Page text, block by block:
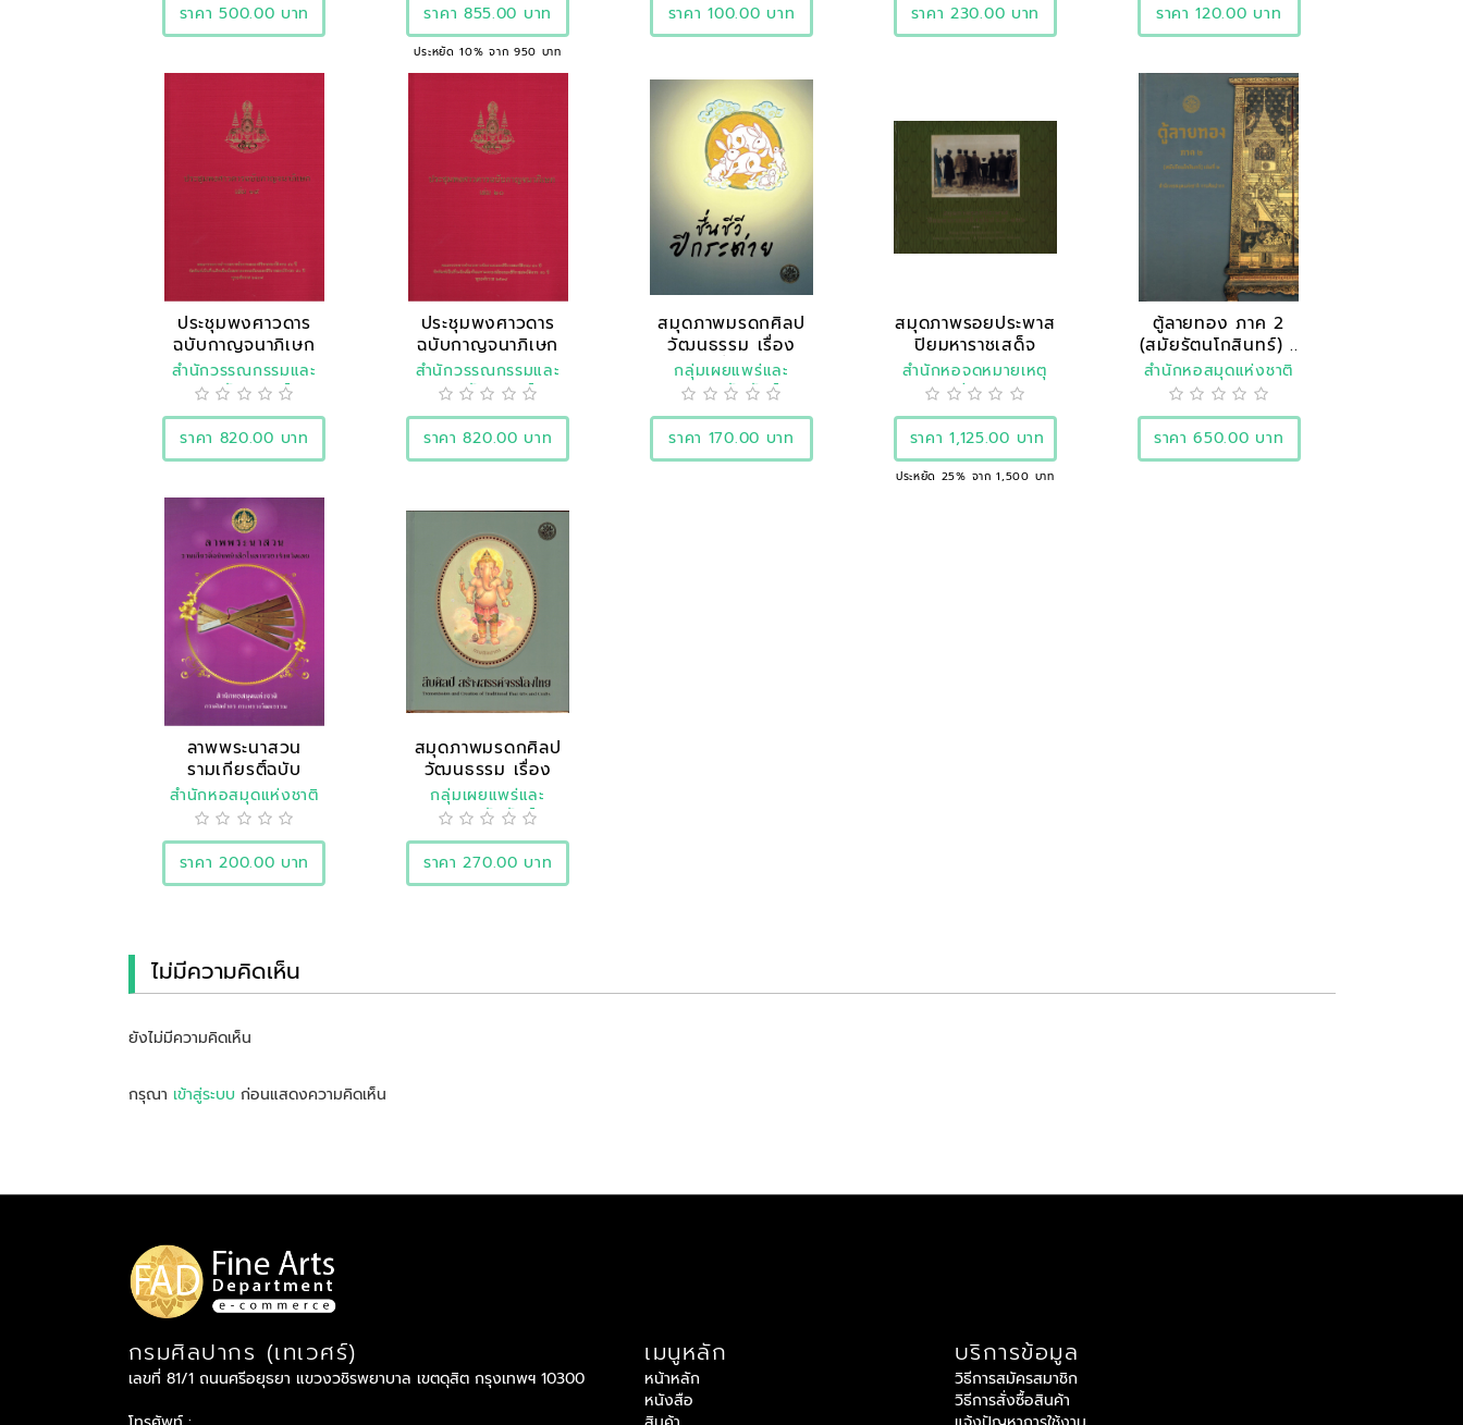
ราคา 500.00 บาท ราคา 855.00 บาท
ประหยัด 10% จาก 950 บาท
ราคา 100.00 บาท ราคา 230.00 บาท ราคา 120.00 บาท
ประชุมพงศาวดาร
ฉบับกาญจนาภิเษก
เล่ม ..
สำนักวรรณกรรมและ
ประวัติศาสตร์
ราคา 820.00 บาท
ประชุมพงศาวดาร
ฉบับกาญจนาภิเษก
เล่ม ..
สำนักวรรณกรรมและ
ประวัติศาสตร์
ราคา 820.00 บาท
สมุดภาพมรดกศิลป
วัฒนธรรม เรื่อง
ชื่น..
กลุ่มเผยแพร่และ
ประชาสัมพันธ์
ราคา 170.00 บาท
สมุดภาพรอยประพาส
ปิยมหาราชเสด็จ
ยุโรป..
สำนักหอจดหมายเหตุ
แห่งชาติ
ราคา 1,125.00 บาท
ประหยัด 25% จาก 1,500 บาท
ตู้ลายทอง ภาค 2
(สมัยรัตนโกสินทร์) ..
สำนักหอสมุดแห่งชาติ
ราคา 650.00 บาท
ลาพพระนาสวน
รามเกียรติ์ฉบับ
หนังสือใ..
สำนักหอสมุดแห่งชาติ
ราคา 200.00 บาท
สมุดภาพมรดกศิลป
วัฒนธรรม เรื่อง
“สืบ..
กลุ่มเผยแพร่และ
ประชาสัมพันธ์
ราคา 270.00 บาท
ไม่มีความคิดเห็น
ยังไม่มีความคิดเห็น
กรุณา เข้าสู่ระบบ ก่อนแสดงความคิดเห็น
กรมศิลปากร (เทเวศร์)
เลขที่ 81/1 ถนนศรีอยุธยา แขวงวชิรพยาบาล เขตดุสิต กรุงเทพฯ 10300
เมนูหลัก
หน้าหลัก
หนังสือ
บริการข้อมูล
วิธีการสมัครสมาชิก
วิธีการสั่งซื้อสินค้า